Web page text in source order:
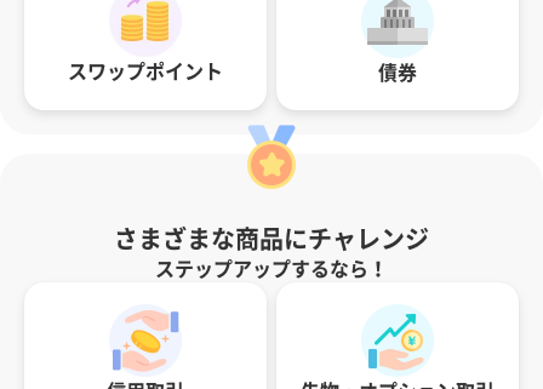
スワップポイント 債券
さまざまな商品にチャレンジ
ステップアップするなら！